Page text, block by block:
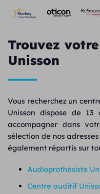
Trouvez
Unisson
Vous recherchez un
Unisson dispose de
accompagner dans
sélection de nos
également répartis sur
Audioprothésiste
Centre auditif